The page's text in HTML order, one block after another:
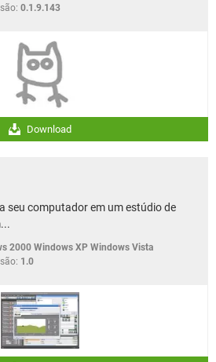
0.1.9.143
Download
seu computador em um estúdio de
2000 Windows XP Windows Vista
1.0